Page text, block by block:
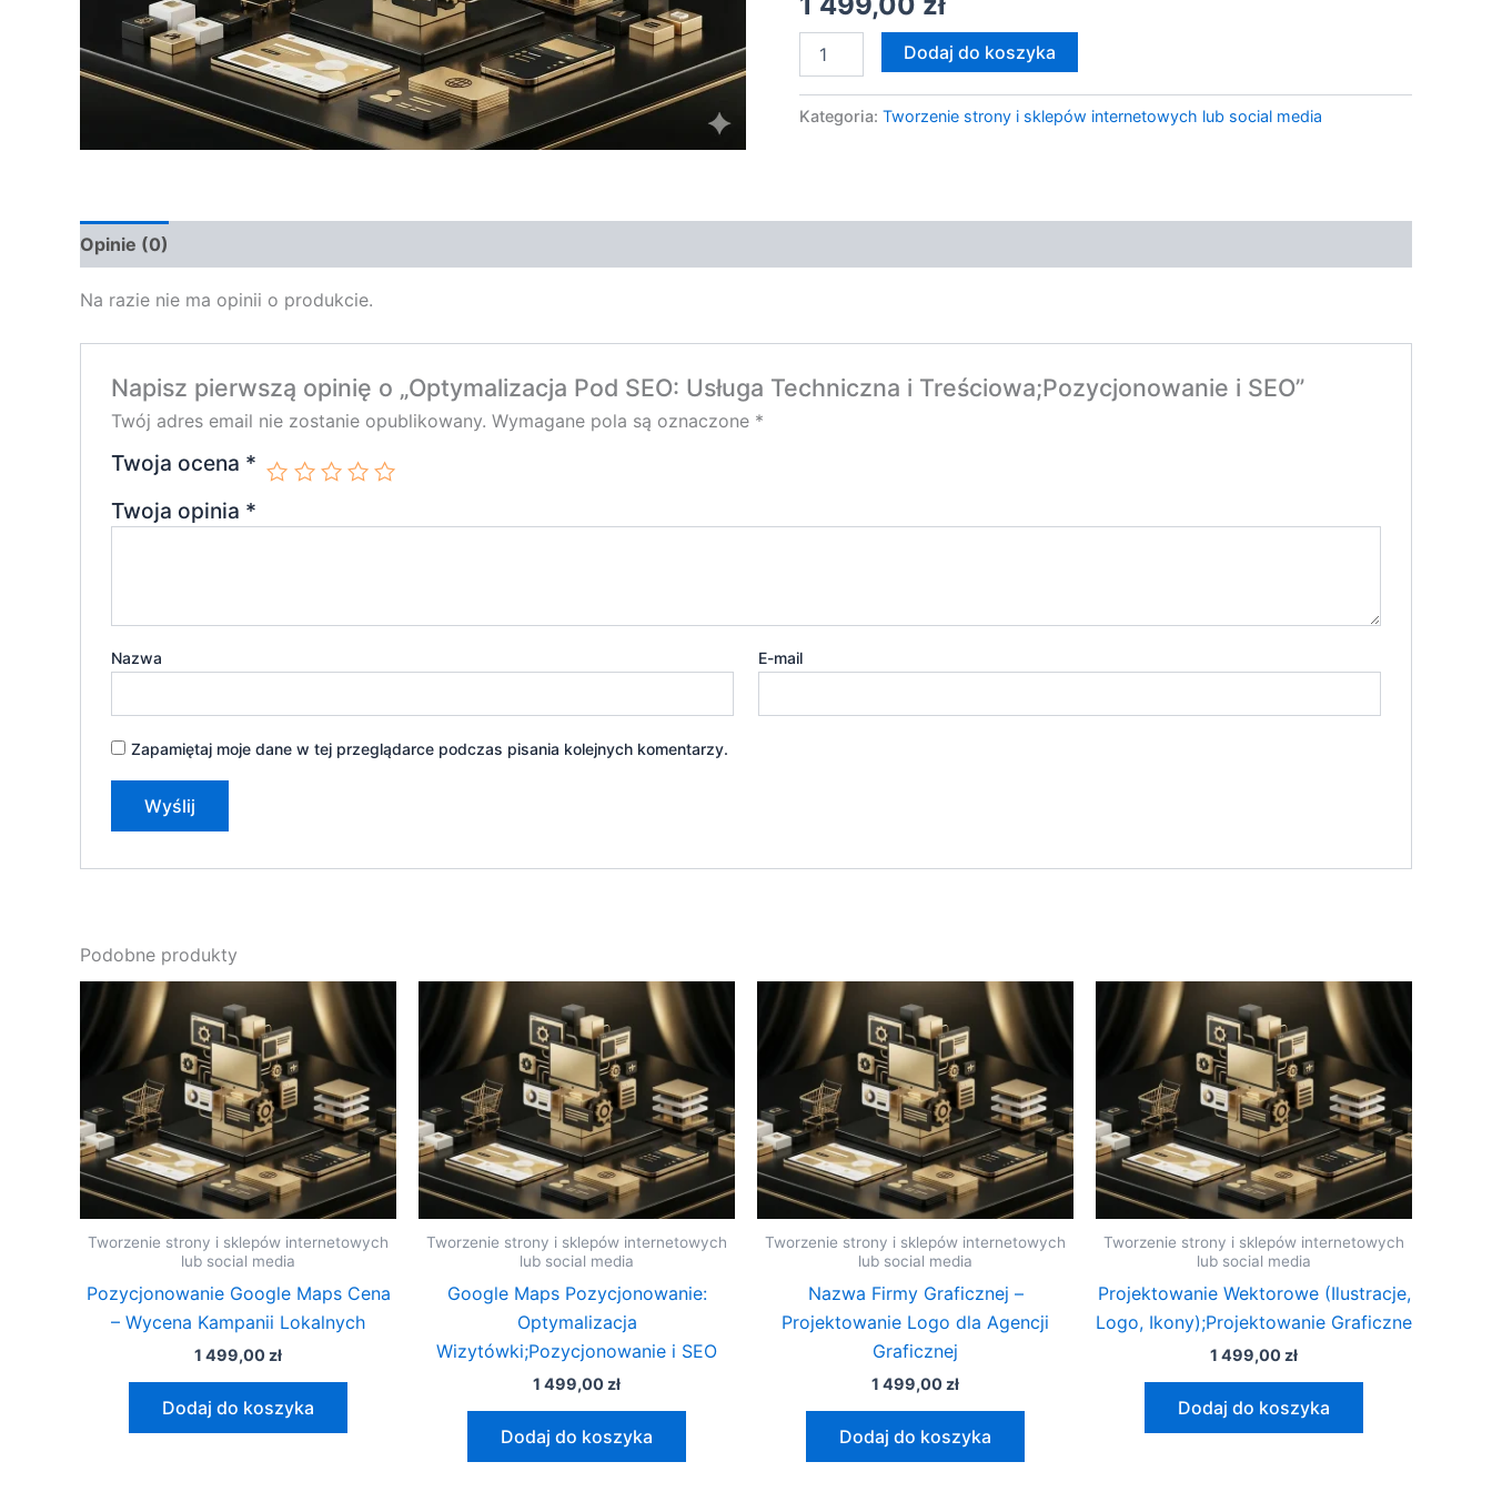
Dodaj do koszyka
Kategoria: Tworzenie strony i sklepów internetowych lub social media
Opinie (0)
Na razie nie ma opinii o produkcie.
Napisz pierwszą opinię o „Optymalizacja Pod SEO: Usługa Techniczna i Treściowa;Pozycjonowanie i SEO”
Twój adres email nie zostanie opublikowany. Wymagane pola są oznaczone *
Twoja ocena *
Twoja opinia *
Nazwa E-mail
Zapamiętaj moje dane w tej przeglądarce podczas pisania kolejnych komentarzy.
Podobne produkty
Tworzenie strony i sklepów internetowych
lub social media
Pozycjonowanie Google Maps Cena
– Wycena Kampanii Lokalnych
1 499,00 zł
Dodaj do koszyka
Tworzenie strony i sklepów internetowych
lub social media
Google Maps Pozycjonowanie:
Optymalizacja
Wizytówki;Pozycjonowanie i SEO
1 499,00 zł
Dodaj do koszyka
Tworzenie strony i sklepów internetowych
lub social media
Nazwa Firmy Graficznej –
Projektowanie Logo dla Agencji
Graficznej
1 499,00 zł
Dodaj do koszyka
Tworzenie strony i sklepów internetowych
lub social media
Projektowanie Wektorowe (Ilustracje,
Logo, Ikony);Projektowanie Graficzne
1 499,00 zł
Dodaj do koszyka